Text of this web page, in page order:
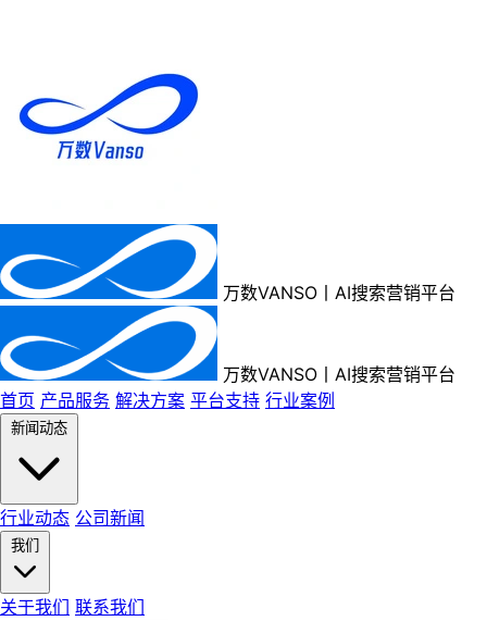
万数VANSO丨AI搜索营销平台
万数VANSO丨AI搜索营销平台
首页 产品服务 解决方案 平台支持 行业案例
新闻动态
行业动态 公司新闻
我们
关于我们 联系我们